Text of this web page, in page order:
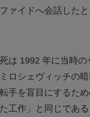
ァイドへ会話した
は 1992 年に当時
ロシェヴィッチの
手を盲目にするた
工作」と同じであ